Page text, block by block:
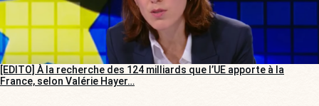
[EDITO] À la recherche des 124 milliards que l’UE apporte à la
France, selon Valérie Hayer…